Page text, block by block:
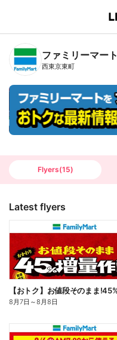
B
n
T
ファミリーマート
西東京東町
Flyers(15)
Latest flyers
8月7日 ～8月8日